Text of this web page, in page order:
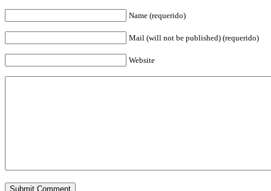
Name (requerido)
Mail (will not be published) (requerido)
Website